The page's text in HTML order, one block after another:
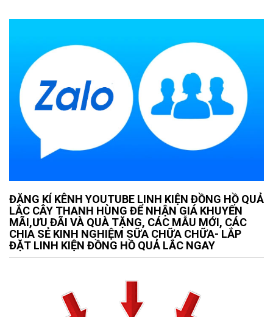
ĐĂNG KÍ KÊNH YOUTUBE LINH KIỆN ĐỒNG HỒ QUẢ
LẮC CÂY THANH HÙNG ĐỂ NHẬN GIÁ KHUYẾN
MÃI,ƯU ĐÃI VÀ QUÀ TẶNG, CÁC MẪU MỚI, CÁC
CHIA SẺ KINH NGHIỆM SỮA CHỮA CHỮA- LẮP
ĐẶT LINH KIỆN ĐỒNG HỒ QUẢ LẮC NGAY